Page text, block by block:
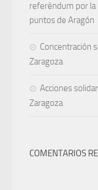
referéndum por la
puntos de Aragón
Concentración
Zaragoza
Acciones
Zaragoza
COMENTARIOS